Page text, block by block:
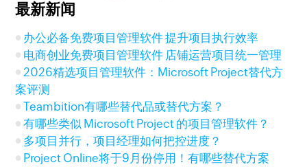
最新新闻
办公必备免费项目管理软件 提升项目执行效率
电商创业免费项目管理软件 店铺运营项目统一管理
2026精选项目管理软件：Microsoft Project替代方
案评测
Teambition有哪些替代品或替代方案？
有哪些类似 Microsoft Project 的项目管理软件？
多项目并行，项目经理如何把控进度？
Project Online将于9月份停用！有哪些替代方案